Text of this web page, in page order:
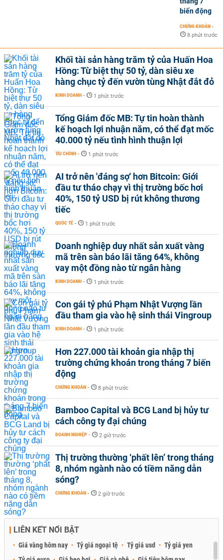
biến động
CHỨNG KHOÁN -
8 phút trước
Khối tài sản hàng trăm tỷ của Huấn Hoa
Hồng: Từ biệt thự 50 tỷ, dàn siêu xe
hàng chục tỷ đến vườn tùng Nhật đắt đỏ
KINH DOANH - 1 phút trước
Tổng Giám đốc MB: Tự tin hoàn thành
kế hoạch lợi nhuận năm, có thể đạt mốc
40.000 tỷ nếu tình hình thuận lợi
TÀI CHÍNH - 1 phút trước
AI trở nên 'đáng sợ' hơn Bitcoin: Giới
đầu tư tháo chạy vì thị trường bốc hơi
40%, 150 tỷ USD bị rút không thương
tiếc
QUỐC TẾ - 1 phút trước
Doanh nghiệp duy nhất sản xuất vàng
mã trên sàn báo lãi tăng 64%, không
vay một đồng nào từ ngân hàng
KINH DOANH - 1 phút trước
Con gái tỷ phú Phạm Nhật Vượng lần
đầu tham gia vào hệ sinh thái Vingroup
KINH DOANH - 1 phút trước
Hơn 227.000 tài khoản gia nhập thị
trường chứng khoán trong tháng 7 biến
động
CHỨNG KHOÁN - 8 phút trước
Bamboo Capital và BCG Land bị hủy tư
cách công ty đại chúng
DOANH NGHIỆP - 2 giờ trước
Thị trường thường ‘phất lên’ trong tháng
8, nhóm ngành nào có tiềm năng dẫn
sóng?
CHỨNG KHOÁN - 2 giờ trước
LIÊN KẾT NỔI BẬT
Giá vàng hôm nay Tỷ giá ngoại tệ Tỷ giá usd
Tỷ giá yen